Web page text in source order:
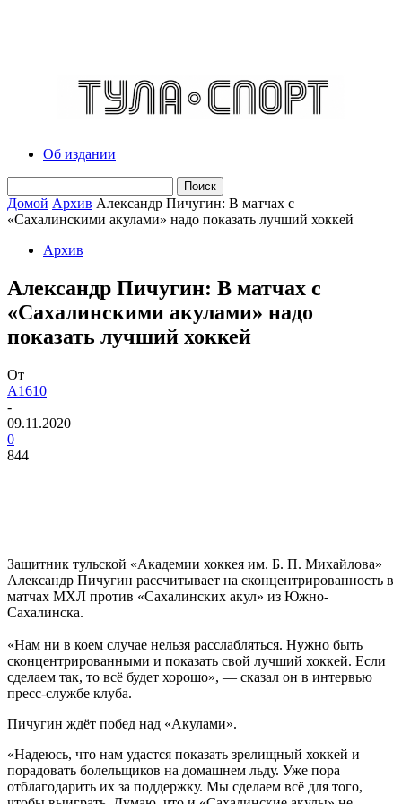
Об издании
Домой Архив Александр Пичугин: В матчах с
«Сахалинскими акулами» надо показать лучший хоккей
Архив
Александр Пичугин: В матчах с
«Сахалинскими акулами» надо
показать лучший хоккей
От
A1610
-
09.11.2020
0
844
Защитник тульской «Академии хоккея им. Б. П. Михайлова»
Александр Пичугин рассчитывает на сконцентрированность в
матчах МХЛ против «Сахалинских акул» из Южно-
Сахалинска.
«Нам ни в коем случае нельзя расслабляться. Нужно быть
сконцентрированными и показать свой лучший хоккей. Если
сделаем так, то всё будет хорошо», — сказал он в интервью
пресс-службе клуба.
Пичугин ждёт побед над «Акулами».
«Надеюсь, что нам удастся показать зрелищный хоккей и
порадовать болельщиков на домашнем льду. Уже пора
отблагодарить их за поддержку. Мы сделаем всё для того,